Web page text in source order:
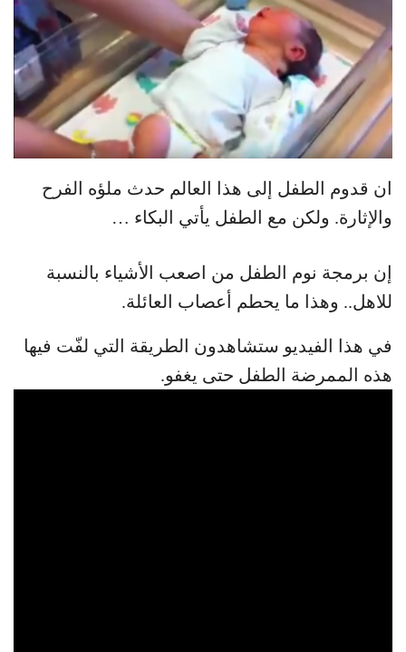
ان قدوم الطفل إلى هذا العالم حدث ملؤه الفرح
والإثارة. ولكن مع الطفل يأتي البكاء …
إن برمجة نوم الطفل من اصعب الأشياء بالنسبة
للاهل.. وهذا ما يحطم أعصاب العائلة.
في هذا الفيديو ستشاهدون الطريقة التي لفّت فيها
هذه الممرضة الطفل حتى يغفو.